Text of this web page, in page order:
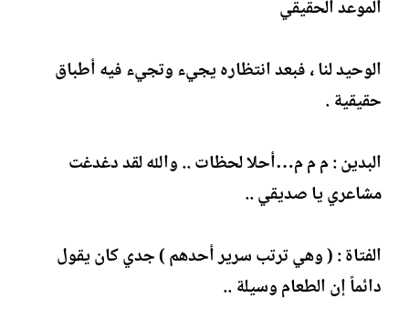
الموعد الحقيقي
الوحيد لنا ، فبعد انتظاره يجيء وتجيء فيه أطباق
حقيقية .
البدين : م م م…أحلا لحظات .. والله لقد دغدغت
مشاعري يا صديقي ..
الفتاة : ( وهي ترتب سرير أحدهم ) جدي كان يقول
دائماً إن الطعام وسيلة ..